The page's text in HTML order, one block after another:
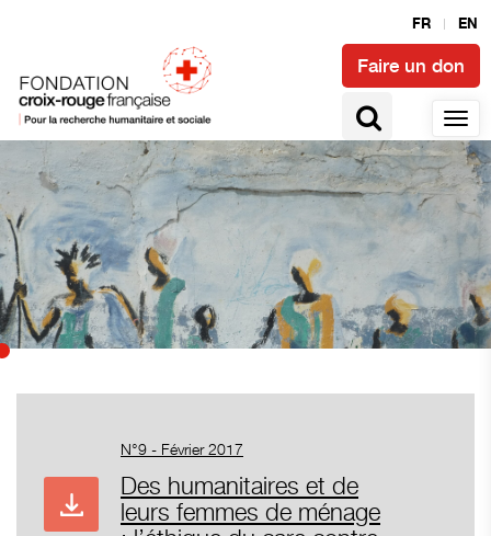
FR EN
Faire un don
N°9 - Février 2017
Des humanitaires et de
leurs femmes de ménage